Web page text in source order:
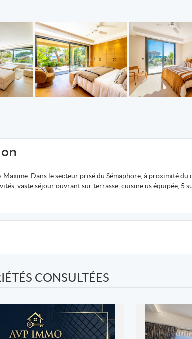
Maxime. Dans le secteur prisé du Sémaphore, à proximité
vaste séjour ouvrant sur terrasse, cuisine us équipée, 5
CONSULTÉES
REF: V10002321
AVP IMMO